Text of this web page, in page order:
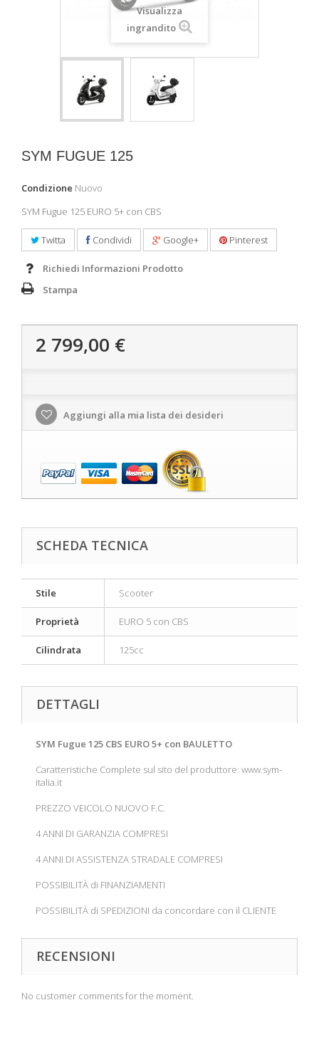
Visualizza
ingrandito
SYM FUGUE 125
Condizione Nuovo
SYM Fugue 125 EURO 5+ con CBS
Twitta Condividi Google+ Pinterest
Richiedi Informazioni Prodotto
Stampa
2 799,00 €
Aggiungi alla mia lista dei desideri
SCHEDA TECNICA
Stile Scooter
Proprietà EURO 5 con CBS
Cilindrata 125cc
DETTAGLI
SYM Fugue 125 CBS EURO 5+ con BAULETTO
Caratteristiche Complete sul sito del produttore: www.sym-
italia.it
PREZZO VEICOLO NUOVO F.C.
4 ANNI DI GARANZIA COMPRESI
4 ANNI DI ASSISTENZA STRADALE COMPRESI
POSSIBILITÀ di FINANZIAMENTI
POSSIBILITÀ di SPEDIZIONI da concordare con il CLIENTE
RECENSIONI
No customer comments for the moment.